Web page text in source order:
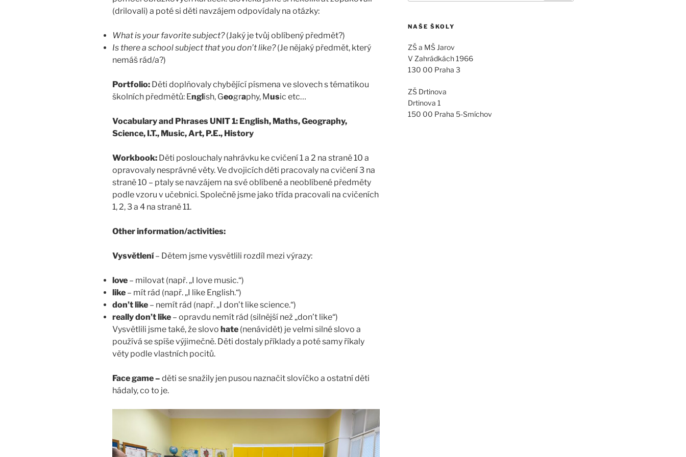
(drilovali) a poté si děti navzájem odpovídaly na otázky:
What is your favorite subject?(Jaký je tvůj oblíbený předmět?)
Is there a school subject that you don’t like?(Je nějaký předmět, který
nemáš rád/a?)
Portfolio: Děti doplňovaly chybějící písmena ve slovech s tématikou
školních předmětů: English, Geography, Music etc…
Vocabulary and Phrases UNIT 1: English, Maths, Geography,
Science, I.T., Music, Art, P.E., History
Workbook: Děti poslouchaly nahrávku ke cvičení 1 a 2 na straně 10 a
opravovaly nesprávné věty. Ve dvojicích děti pracovaly na cvičení 3 na
straně 10 – ptaly se navzájem na své oblíbené a neoblíbené předměty
podle vzoru v učebnici. Společně jsme jako třída pracovali na cvičeních
1, 2, 3 a 4 na straně 11.
Other information/activities:
Vysvětlení– Dětem jsme vysvětlili rozdíl mezi výrazy:
love – milovat (např. „I love music.“)
like – mít rád (např. „I like English.“)
don’t like – nemít rád (např. „I don’t like science.“)
really don’t like – opravdu nemít rád (silnější než „don’t like“)
Vysvětlili jsme také, že slovo hate (nenávidět) je velmi silné slovo a
používá se spíše výjimečně. Děti dostaly příklady a poté samy říkaly
věty podle vlastních pocitů.
Face game – děti se snažily jen pusou naznačit slovíčko a ostatní děti
hádaly, co to je.
NAŠE ŠKOLY
ZŠ a MŠ Jarov
V Zahrádkách 1966
130 00 Praha 3
ZŠ Drtinova
Drtinova 1
150 00 Praha 5-Smíchov